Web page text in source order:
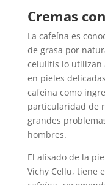
Cremas
La cafeína es
de grasa por
celulitis lo utilizan
en pieles
cafeína como
particularidad de
grandes
hombres.
El alisado de la
Vichy Cellu, tiene